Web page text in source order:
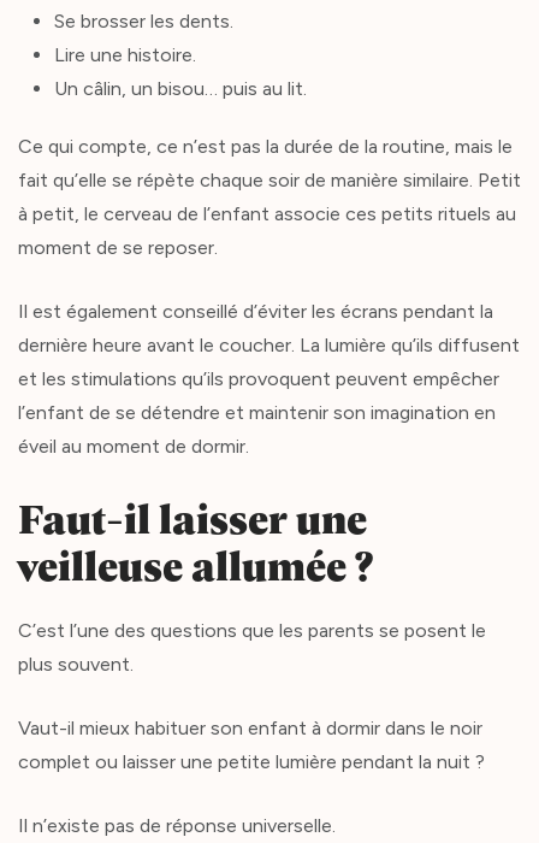
Se brosser les dents.
Lire une histoire.
Un câlin, un bisou… puis au lit.
Ce qui compte, ce n’est pas la durée de la routine, mais le
fait qu’elle se répète chaque soir de manière similaire. Petit
à petit, le cerveau de l’enfant associe ces petits rituels au
moment de se reposer.
Il est également conseillé d’éviter les écrans pendant la
dernière heure avant le coucher. La lumière qu’ils diffusent
et les stimulations qu’ils provoquent peuvent empêcher
l’enfant de se détendre et maintenir son imagination en
éveil au moment de dormir.
Faut-il laisser une
veilleuse allumée ?
C’est l’une des questions que les parents se posent le
plus souvent.
Vaut-il mieux habituer son enfant à dormir dans le noir
complet ou laisser une petite lumière pendant la nuit ?
Il n’existe pas de réponse universelle.